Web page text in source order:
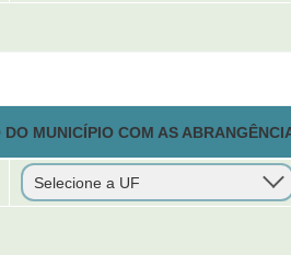
MUNICÍPIO COM AS